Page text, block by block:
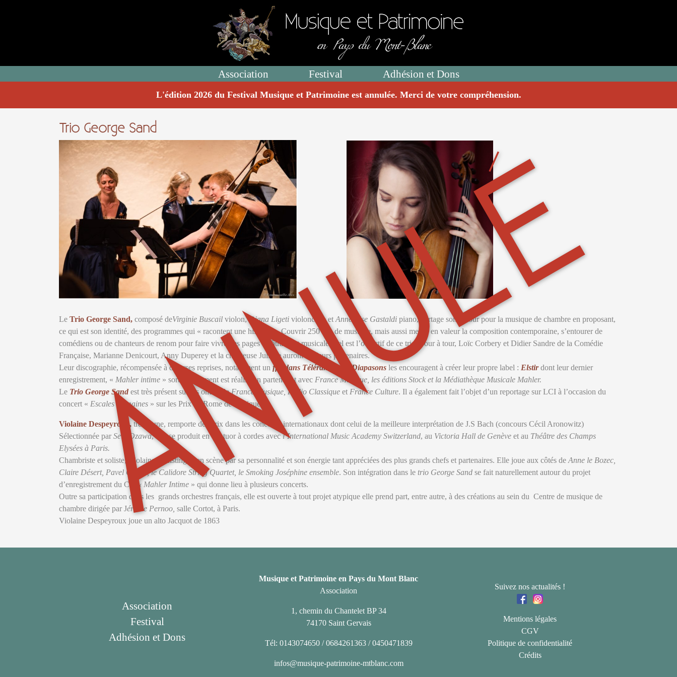
Association Festival Adhésion et Dons
L'édition 2026 du Festival Musique et Patrimoine est annulée. Merci de votre compréhension.
ANNULÉ
Trio George Sand
Le Trio George Sand, composé deVirginie Buscail violon, Diana Ligeti violoncelle et Anne-Lise Gastaldi piano, partage son amour pour la musique de chambre en proposant,
ce qui est son identité, des programmes qui « racontent une histoire ». Couvrir 250 ans de musique, mais aussi mettre en valeur la composition contemporaine, s’entourer de
comédiens ou de chanteurs de renom pour faire vivre des pages théâtrales et musicales, tel est l’objectif de ce trio. Tour à tour, Loïc Corbery et Didier Sandre de la Comédie
Française, Marianne Denicourt, Anny Duperey et la chanteuse Juliette auront été leurs partenaires.
Leur discographie, récompensée à diverses reprises, notamment unffff dans Télérama ou 5 Diapasons les encouragent à créer leur propre label : Elstirdont leur dernier
enregistrement, « Mahler intime » sorti récemment est réalisé en partenariat avec France Musique, les éditions Stock et la Médiathèque Musicale Mahler.
Le Trio George Sand est très présent sur les ondes deFrance Musique, Radio Classique et France Culture. Il a également fait l’objet d’un reportage sur LCI à l’occasion du
concert « Escales Romaines » sur les Prix de Rome de musique.
Violaine Despeyroux,très jeune, remporte des prix dans les concours internationaux dont celui de la meilleure interprétation de J.S Bach (concours Cécil Aronowitz)
Sélectionnée par Seiji Ozawa, elle se produit en quatuor à cordes avecl’International Music Academy Switzerland, au Victoria Hall de Genève et au Théâtre des Champs
Elysées à Paris.
Chambriste et soliste, Violaine se distingue en scène par sa personnalité et son énergie tant appréciées des plus grands chefs et partenaires. Elle joue aux côtés de Anne le Bozec,
Claire Désert, Pavel Gililov, le Calidore String Quartet, le Smoking Joséphine ensemble. Son intégration dans le trio George Sand se fait naturellement autour du projet
d’enregistrement du CD
« Mahler Intime » qui donne lieu à plusieurs concerts.
Outre sa participation dans les grands orchestres français, elle est ouverte à tout projet atypique elle prend part, entre autre, à des créations au sein du Centre de musique de
chambre dirigée par Jérôme Pernoo, salle Cortot, à Paris.
Violaine Despeyroux joue un alto Jacquot de 1863
Association
Festival
Adhésion et Dons
Musique et Patrimoine en Pays du Mont Blanc
Association
1, chemin du Chantelet BP 34
74170 Saint Gervais
Tél: 0143074650 / 0684261363 / 0450471839
infos@musique-patrimoine-mtblanc.com
Suivez nos actualités !
Mentions légales
CGV
Politique de confidentialité
Crédits